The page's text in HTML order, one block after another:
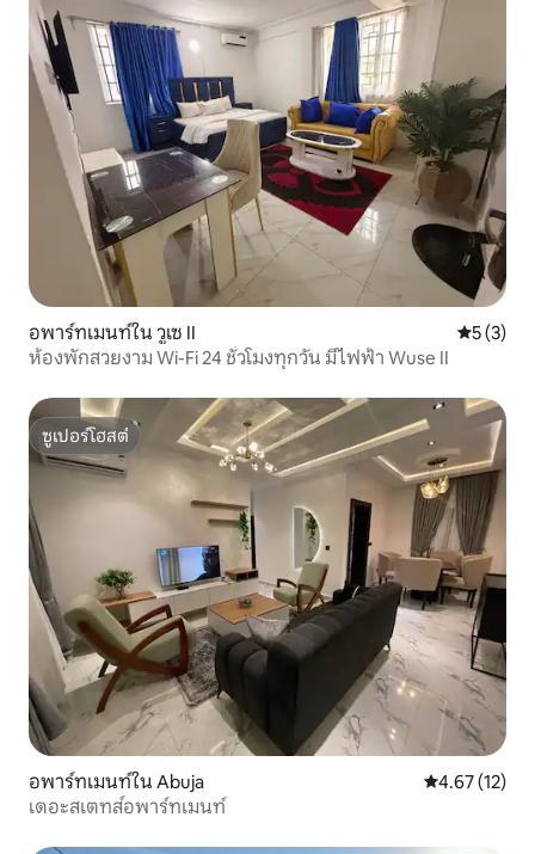
อพาร์ทเมนท์ใน วูเซ II คะแนนเฉ
5 (3)
ห้องพักสวยงาม Wi-Fi 24 ชั่วโมงทุกวัน มีไฟฟ้า Wuse II
ซูเปอร์โฮสต์
ซูเปอร์โฮสต์
อพาร์ทเมนท์ใน Abuja คะแนนเฉลี่ย
4.67 (12)
เดอะสเตทส์อพาร์ทเมนท์